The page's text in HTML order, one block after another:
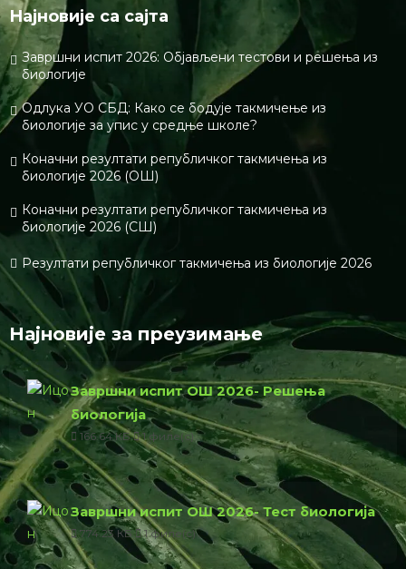
Најновије са сајта
Завршни испит 2026: Објављени тестови и решења из
биологије
Одлука УО СБД: Како се бодује такмичење из
биологије за упис у средње школе?
Коначни резултати републичког такмичења из
биологије 2026 (ОШ)
Коначни резултати републичког такмичења из
биологије 2026 (СШ)
Резултати републичког такмичења из биологије 2026
Најновије за преузимање
Завршни испит ОШ 2026- Решења
биологија
166.64 КБ 1 филе(с)
Завршни испит ОШ 2026- Тест биологија
774.23 КБ 1 филе(с)